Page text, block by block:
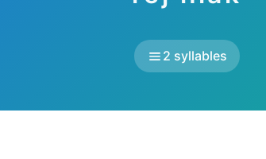
2 syllables